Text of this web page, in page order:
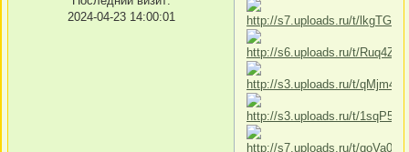
2024-04-23 14:00:01